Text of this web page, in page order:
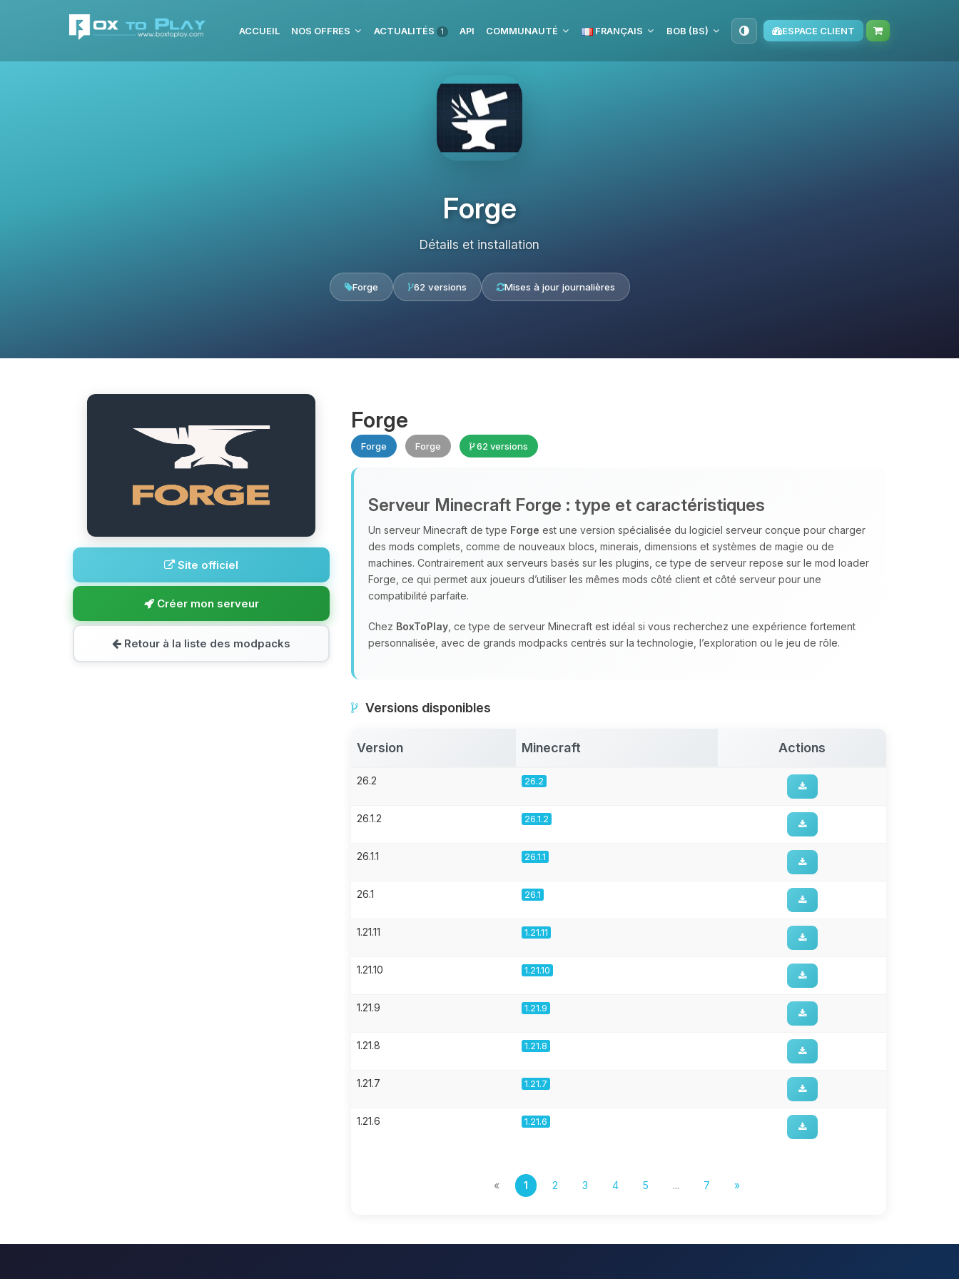
ACCUEIL NOS OFFRES ACTUALITÉS 1 API COMMUNAUTÉ FRANÇAIS BOB (BS) ESPACE CLIENT
Forge
Détails et installation
Forge 62 versions Mises à jour journalières
Site officiel
Créer mon serveur
Retour à la liste des modpacks
Forge
Forge Forge 62 versions
Serveur Minecraft Forge : type et caractéristiques
Un serveur Minecraft de type Forge est une version spécialisée du logiciel serveur conçue pour charger
des mods complets, comme de nouveaux blocs, minerais, dimensions et systèmes de magie ou de
machines. Contrairement aux serveurs basés sur les plugins, ce type de serveur repose sur le mod loader
Forge, ce qui permet aux joueurs d’utiliser les mêmes mods côté client et côté serveur pour une
compatibilité parfaite.
Chez BoxToPlay , ce type de serveur Minecraft est idéal si vous recherchez une expérience fortement
personnalisée, avec de grands modpacks centrés sur la technologie, l’exploration ou le jeu de rôle.
Versions disponibles
Version Minecraft Actions
26.2 26.2
26.1.2 26.1.2
26.1.1 26.1.1
26.1 26.1
1.21.11 1.21.11
1.21.10 1.21.10
1.21.9 1.21.9
1.21.8 1.21.8
1.21.7 1.21.7
1.21.6 1.21.6
« 1 2 3 4 5 ... 7 »